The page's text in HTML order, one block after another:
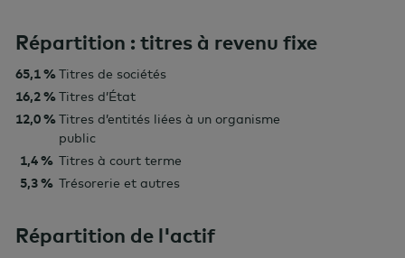
Répartition : titres à revenu fixe
65,1 %Titres de sociétés
16,2 %Titres d’État
12,0 %Titres d’entités liées à un organisme
public
1,4 % Titres à court terme
5,3 % Trésorerie et autres
Répartition de l'actif